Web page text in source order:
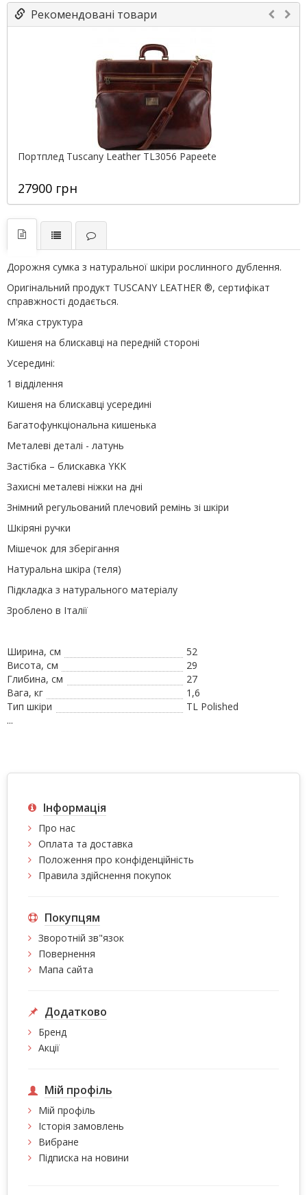
Рекомендовані товари
Портплед Tuscany Leather TL3056 Papeete
27900 грн
Дорожня сумка з натуральної шкіри рослинного дублення.
Оригінальний продукт TUSCANY LEATHER ®, сертифікат
справжності додається.
М'яка структура
Кишеня на блискавці на передній стороні
Усередині:
1 відділення
Кишеня на блискавці усередині
Багатофункціональна кишенька
Металеві деталі - латунь
Застібка – блискавка YKK
Захисні металеві ніжки на дні
Знімний регульований плечовий ремінь зі шкіри
Шкіряні ручки
Мішечок для зберігання
Натуральна шкіра (теля)
Підкладка з натурального матеріалу
Зроблено в Італії
Ширина, см
52
Висота, см
29
Глибина, см
27
Вага, кг
1,6
Тип шкіри
TL Polished
...
Інформація
Про нас
Оплата та доставка
Положення про конфіденційність
Правила здійснення покупок
Покупцям
Зворотній зв"язок
Повернення
Мапа сайта
Додатково
Бренд
Акції
Мій профіль
Мій профіль
Історія замовлень
Вибране
Підписка на новини